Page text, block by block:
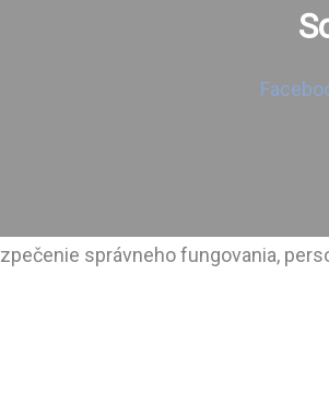
správneho fungovania,